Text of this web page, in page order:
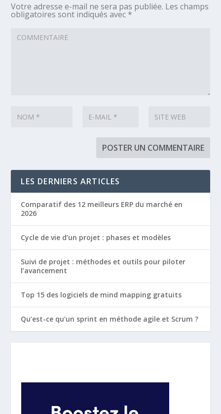
Votre adresse e-mail ne sera pas publiée. Les champs
obligatoires sont indiqués avec *
LES DERNIERS ARTICLES
Comparatif des 12 meilleurs ERP du marché en
2026
Cycle de vie d’un projet : phases et modèles
Suivi de projet : méthodes et outils pour piloter
l’avancement
Top 15 des logiciels de mind mapping gratuits
Qu’est-ce qu’un sprint en méthode agile et Scrum ?